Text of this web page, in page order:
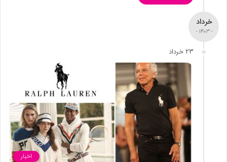
خرداد
- 1403 -
23 خرداد
اخبار